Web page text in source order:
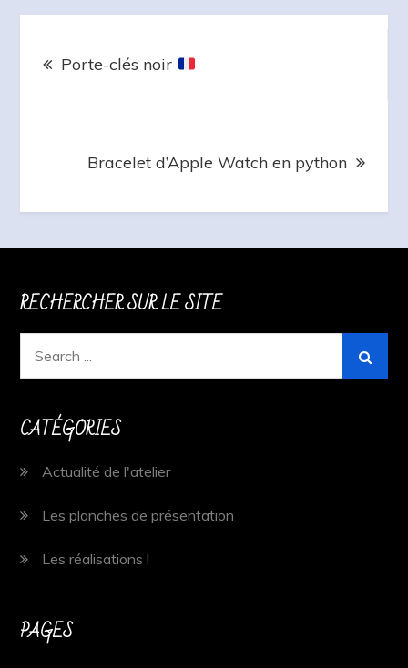
Navigation
de
l’article
Porte-clés noir
Bracelet d’Apple Watch en python
RECHERCHER SUR LE SITE
CATÉGORIES
Actualité de l'atelier
Les planches de présentation
Les réalisations !
PAGES